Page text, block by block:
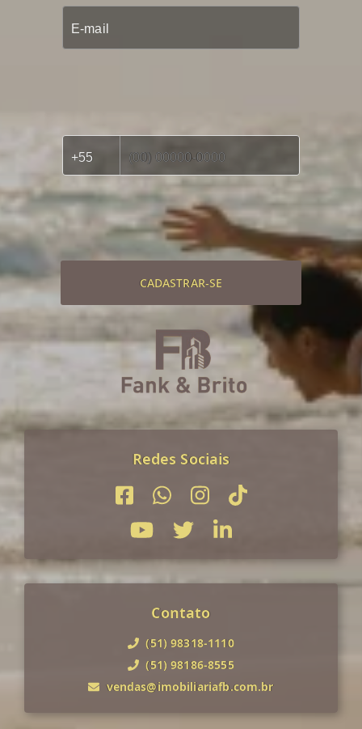
CADASTRAR-SE
Redes Sociais
Contato
(51) 98318-1110
(51) 98186-8555
vendas@imobiliariafb.com.br